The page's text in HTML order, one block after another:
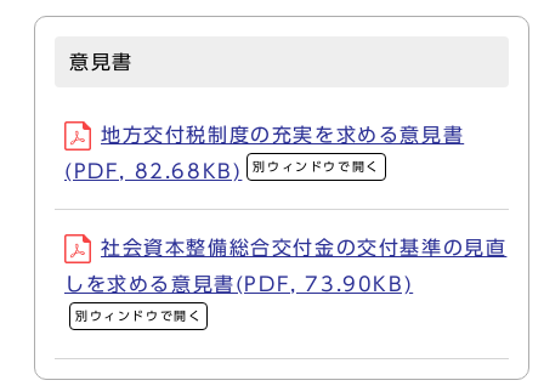
意見書
地方交付税制度の充実を求める意見書
(PDF, 82.68KB)
別ウィンドウで開く
社会資本整備総合交付金の交付基準の見直
しを求める意見書(PDF, 73.90KB)
別ウィンドウで開く